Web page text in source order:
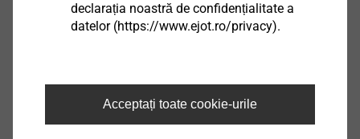
TE 60/50
declarația noastră de confidențialitate a
datelor (https://www.ejot.ro/privacy).
Acceptați toate cookie-urile